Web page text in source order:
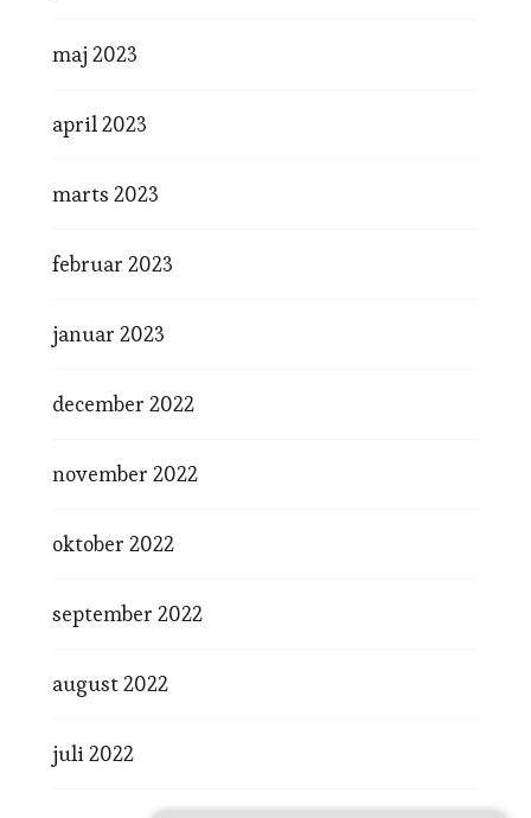
maj 2023
april 2023
marts 2023
februar 2023
januar 2023
december 2022
november 2022
oktober 2022
september 2022
august 2022
juli 2022